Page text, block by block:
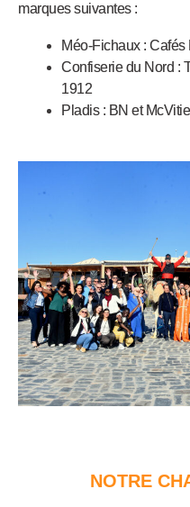
marques suivantes :
Méo-Fichaux : Cafés
Confiserie du Nord :
1912
Pladis : BN et
NOTRE